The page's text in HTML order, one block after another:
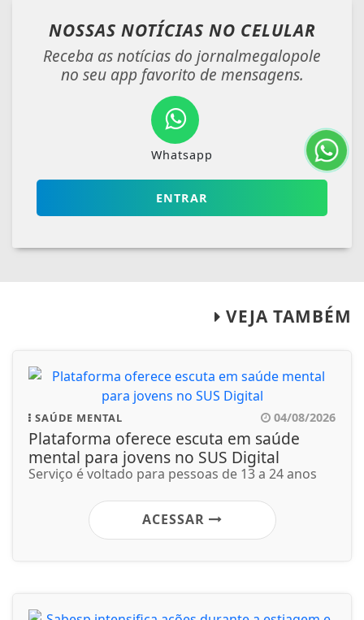
NOSSAS NOTÍCIAS NO CELULAR
Receba as notícias do jornalmegalopole
no seu app favorito de mensagens.
Whatsapp
ENTRAR
VEJA TAMBÉM
SAÚDE MENTAL 04/08/2026
Plataforma oferece escuta em saúde
mental para jovens no SUS Digital
Serviço é voltado para pessoas de 13 a 24 anos
ACESSAR